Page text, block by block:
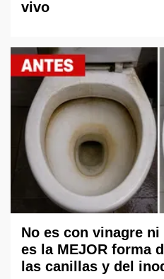
vivo
No es con vinagre
es la MEJOR forma
las canillas y del